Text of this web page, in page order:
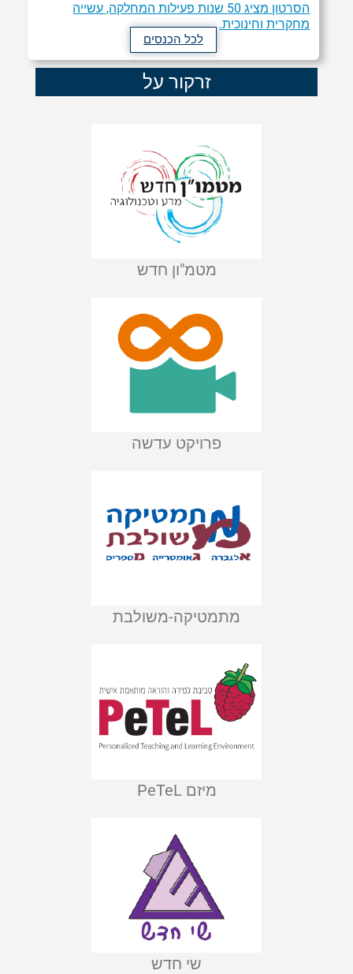
הסרטון מציג 50 שנות פעילות המחלקה, עשייה
מחקרית וחינוכית.
לכל הכנסים
זרקור על
מטמ"ון חדש
פרויקט עדשה
מתמטיקה-משולבת
מיזם PeTeL
שי חדש